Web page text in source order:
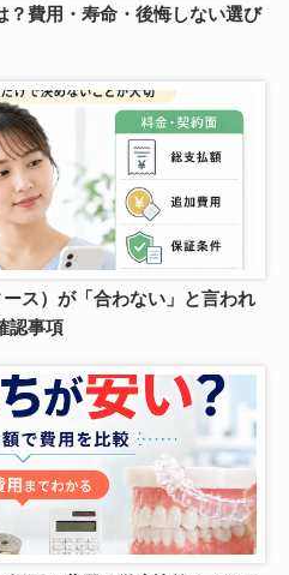
？費用・寿命・後悔しない選び
ス）が「合わない」と言われ
認事項